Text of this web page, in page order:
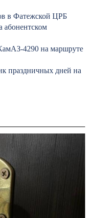
в Фатежской ЦРБ
абонентском
4290 на маршруте
праздничных дней на